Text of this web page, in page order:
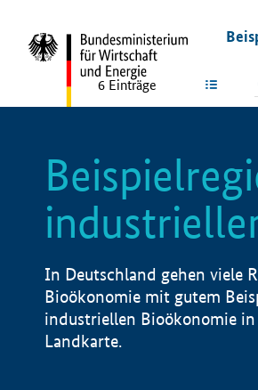
6 Einträge
In Deutschland gehen viele
Bioökonomie mit gutem
industriellen Bioökonomie
Landkarte.